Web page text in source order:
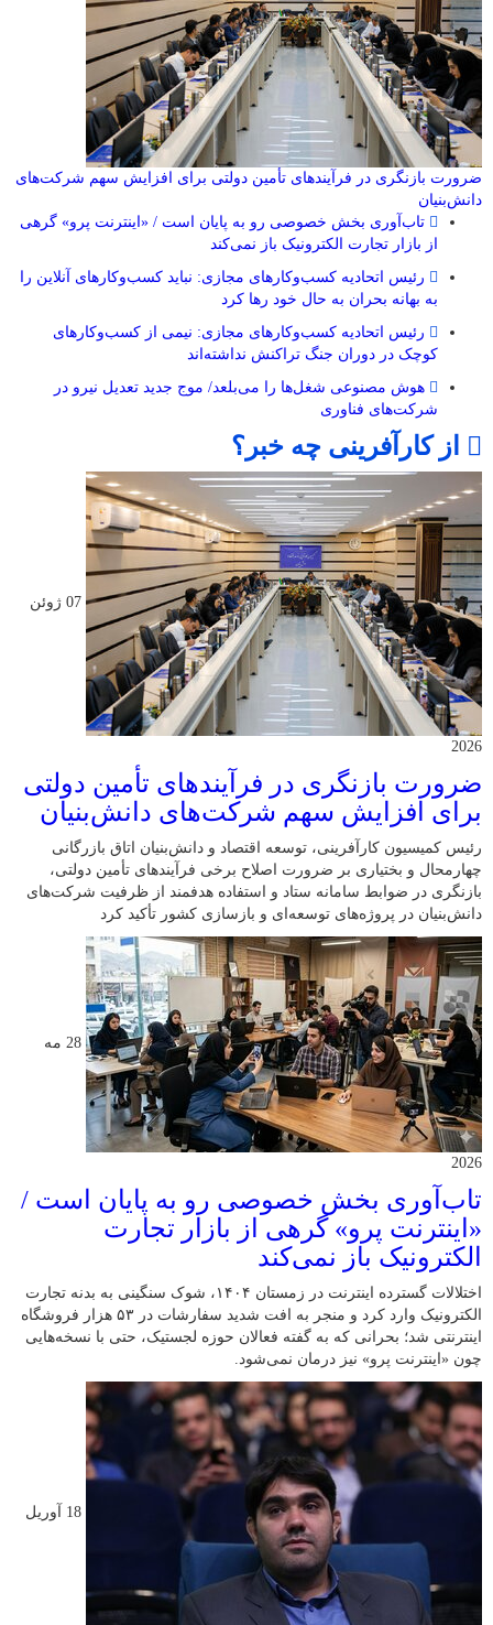
ضرورت بازنگری در فرآیندهای تأمین دولتی برای افزایش سهم شرکت‌های
دانش‌بنیان
تاب‌آوری بخش خصوصی رو به پایان است / «اینترنت پرو» گرهی
از بازار تجارت الکترونیک باز نمی‌کند
رئیس اتحادیه کسب‌وکارهای مجازی: نباید کسب‌وکارهای آنلاین را
به بهانه بحران به حال خود رها کرد
رئیس اتحادیه کسب‌وکارهای مجازی: نیمی از کسب‌وکارهای
کوچک در دوران جنگ‌ تراکنش نداشته‌اند
هوش مصنوعی شغل‌ها را می‌بلعد/ موج جدید تعدیل نیرو در
شرکت‌های فناوری
از کارآفرینی چه خبر؟
07 ژوئن
2026
ضرورت بازنگری در فرآیندهای تأمین دولتی
برای افزایش سهم شرکت‌های دانش‌بنیان
رئیس کمیسیون کارآفرینی، توسعه اقتصاد و دانش‌بنیان اتاق بازرگانی
چهارمحال و بختیاری بر ضرورت اصلاح برخی فرآیندهای تأمین دولتی،
بازنگری در ضوابط سامانه ستاد و استفاده هدفمند از ظرفیت شرکت‌های
دانش‌بنیان در پروژه‌های توسعه‌ای و بازسازی کشور تأکید کرد
28 مه
2026
تاب‌آوری بخش خصوصی رو به پایان است /
«اینترنت پرو» گرهی از بازار تجارت
الکترونیک باز نمی‌کند
اختلالات گسترده اینترنت در زمستان ۱۴۰۴، شوک سنگینی به بدنه تجارت
الکترونیک وارد کرد و منجر به افت شدید سفارشات در ۵۳ هزار فروشگاه
اینترنتی شد؛ بحرانی که به گفته فعالان حوزه لجستیک، حتی با نسخه‌هایی
چون «اینترنت پرو» نیز درمان نمی‌شود.
18 آوریل